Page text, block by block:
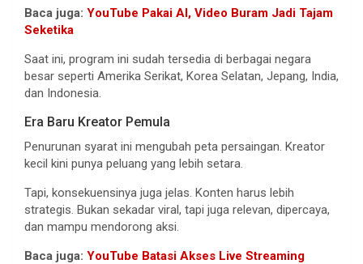
Baca juga: YouTube Pakai AI, Video Buram Jadi Tajam
Seketika
Saat ini, program ini sudah tersedia di berbagai negara
besar seperti Amerika Serikat, Korea Selatan, Jepang, India,
dan Indonesia.
Era Baru Kreator Pemula
Penurunan syarat ini mengubah peta persaingan. Kreator
kecil kini punya peluang yang lebih setara.
Tapi, konsekuensinya juga jelas. Konten harus lebih
strategis. Bukan sekadar viral, tapi juga relevan, dipercaya,
dan mampu mendorong aksi.
Baca juga: YouTube Batasi Akses Live Streaming